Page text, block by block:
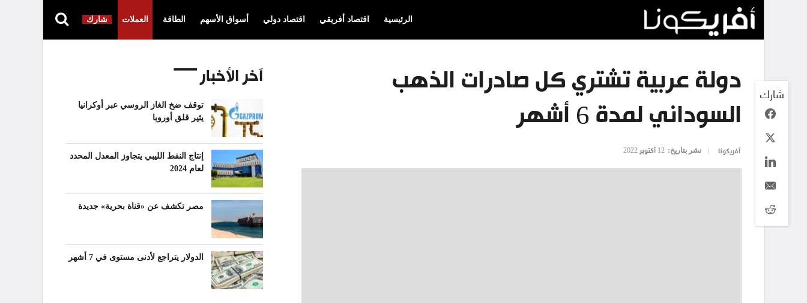
الرئيسية اقتصاد أفريقي اقتصاد دولي أسواق الأسهم الطاقة العملات شارك
دولة عربية تشتري كل صادرات الذهب
السوداني لمدة 6 أشهر
أفريكونا نشر بتاريخ: 12 أكتوبر 2022
شارك
آخر الأخبار
توقف ضخ الغاز الروسي عبر أوكرانيا
يثير قلق أوروبا
إنتاج النفط الليبي يتجاوز المعدل المحدد
لعام 2024
مصر تكشف عن «قناة بحرية» جديدة
الدولار يتراجع لأدنى مستوى في 7 أشهر